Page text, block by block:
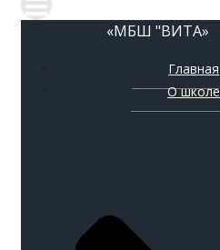
«МБШ "ВИТА»
Главная
О школе